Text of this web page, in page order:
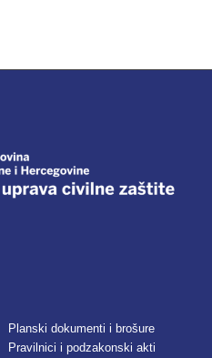
Planski dokumenti i brošure
Pravilnici i podzakonski akti